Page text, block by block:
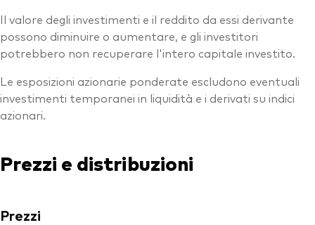
Il valore degli investimenti e il reddito da essi derivante
possono diminuire o aumentare, e gli investitori
potrebbero non recuperare l'intero capitale investito.
Le esposizioni azionarie ponderate escludono eventuali
investimenti temporanei in liquidità e i derivati su indici
azionari.
Prezzi e distribuzioni
Prezzi